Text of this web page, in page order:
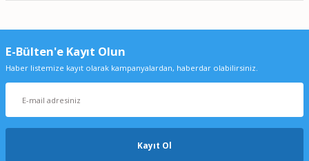
E-Bülten'e Kayıt Olun
Haber listemize kayıt olarak kampanyalardan, haberdar olabilirsiniz.
Kayıt Ol